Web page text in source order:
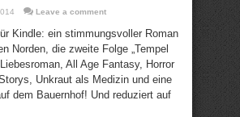
Leave a comment
Kindle: ein stimmungsvoller Roman
Norden, die zweite Folge „Tempel
All Age Fantasy, Horror
Unkraut als Medizin und eine
dem Bauernhof! Und reduziert auf